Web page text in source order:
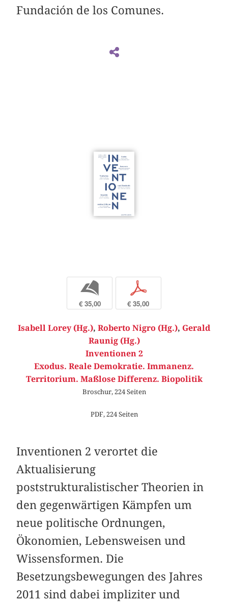
Fundación de los Comunes.
b
€ 35,00
p
€ 35,00
Isabell Lorey (Hg.), Roberto Nigro (Hg.), Gerald
Raunig (Hg.)
Inventionen 2
Exodus. Reale Demokratie. Immanenz.
Territorium. Maßlose Differenz. Biopolitik
Broschur, 224 Seiten
PDF, 224 Seiten
Inventionen 2 verortet die
Aktualisierung
poststrukturalistischer Theorien in
den gegenwärtigen Kämpfen um
neue politische Ordnungen,
Ökonomien, Lebensweisen und
Wissensformen. Die
Besetzungsbewegungen des Jahres
2011 sind dabei impliziter und